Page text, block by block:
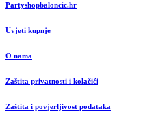
Partyshopbaloncic.hr
Uvjeti kupnje
O nama
Zaštita privatnosti i kolačići
Zaštita i povjerljivost podataka